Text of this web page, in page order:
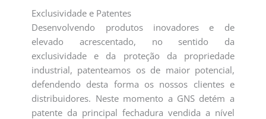
Exclusividade e Patentes
Desenvolvendo produtos inovadores e de
elevado acrescentado, no sentido da
exclusividade e da proteção da propriedade
industrial, patenteamos os de maior potencial,
defendendo desta forma os nossos clientes e
distribuidores. Neste momento a GNS detém a
patente da principal fechadura vendida a nível